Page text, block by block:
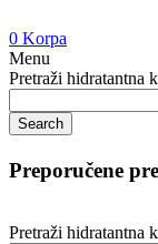
0 Korpa
Menu
Pretraži hidratantna
Search
Preporučene
Pretraži hidratantna